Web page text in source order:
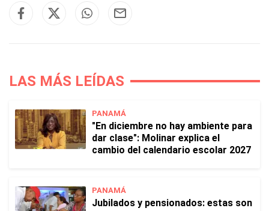
LAS MÁS LEÍDAS
PANAMÁ
"En diciembre no hay ambiente para
dar clase": Molinar explica el
cambio del calendario escolar 2027
PANAMÁ
Jubilados y pensionados: estas son